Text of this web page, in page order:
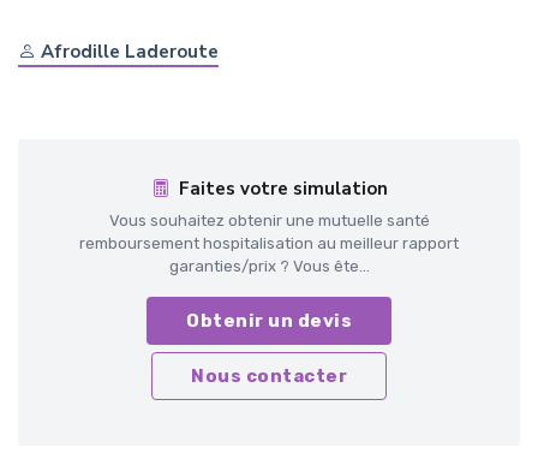
Afrodille Laderoute
Faites votre simulation
Vous souhaitez obtenir une mutuelle santé
remboursement hospitalisation au meilleur rapport
garanties/prix ? Vous ête...
Obtenir un devis
Nous contacter